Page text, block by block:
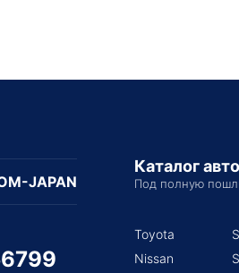
JAPAN
Каталог
Под полную
Toyota
Nissan